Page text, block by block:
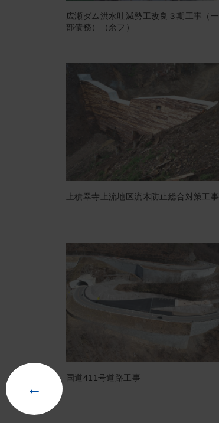
広瀬ダム洪水吐減勢工改良３期工事（一
部債務）（余フ）
上積翠寺上流地区流木防止総合対策工事
国道411号道路工事
←